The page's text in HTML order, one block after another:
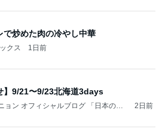
で炒めた肉の冷やし中華
クス 1日前
】9/21〜9/23北海道3days
ョン オフィシャルブログ 「日本の
2日前